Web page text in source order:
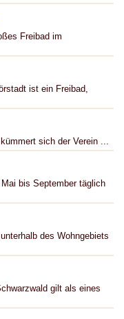
Freibad im
ist ein Freibad,
sich der Verein ...
bis September täglich
des Wohngebiets
gilt als eines